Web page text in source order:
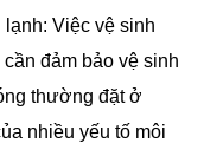
lạnh: Việc vệ sinh
đảm bảo vệ sinh
thường đặt ở
nhiều yếu tố môi